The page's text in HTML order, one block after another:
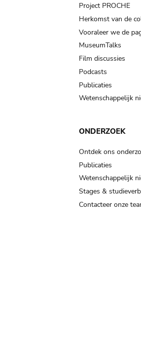
Project PROCHE
Herkomst van de
Vooraleer we de
MuseumTalks
Film discussies
Podcasts
Publicaties
Wetenschappelijk
ONDERZOEK
Ontdek ons
Publicaties
Wetenschappelijk
Stages &
Contacteer onze